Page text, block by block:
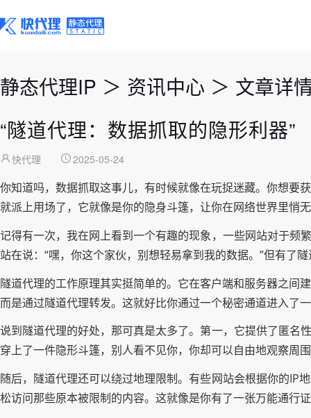
静态代理IP ＞ 资讯中心 ＞ 文章详
“隧道代理：数据抓取的隐形利器”
快代理 2025-05-24
你知道吗，数据抓取这事儿，有时候就像在玩捉迷藏。你想要
就派上用场了，它就像是你的隐身斗篷，让你在网络世界里悄
记得有一次，我在网上看到一个有趣的现象，一些网站对于频
站在说：“嘿，你这个家伙，别想轻易拿到我的数据。”但有了
隧道代理的工作原理其实挺简单的。它在客户端和服务器之间
而是通过隧道代理转发。这就好比你通过一个秘密通道进入了
说到隧道代理的好处，那可真是太多了。第一，它提供了匿名
穿上了一件隐形斗篷，别人看不见你，你却可以自由地观察周
随后，隧道代理还可以绕过地理限制。有些网站会根据你的IP
松访问那些原本被限制的内容。这就像是你有了一张万能通行